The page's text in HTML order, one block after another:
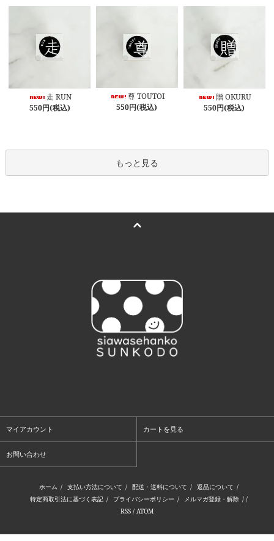
走 RUN
550円(税込)
尊 TOUTOI
550円(税込)
贈 OKURU
550円(税込)
もっと見る
マイアカウント カートを見る
お問い合わせ
ホーム / 支払い方法について / 配送・送料について / 返品について /
特定商取引法に基づく表記 / プライバシーポリシー / メルマガ登録・解除 / /
RSS / ATOM